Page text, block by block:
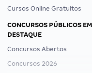
Cursos Online Gratuitos
CONCURSOS PÚBLICOS EM
DESTAQUE
Concursos Abertos
Concursos 2026